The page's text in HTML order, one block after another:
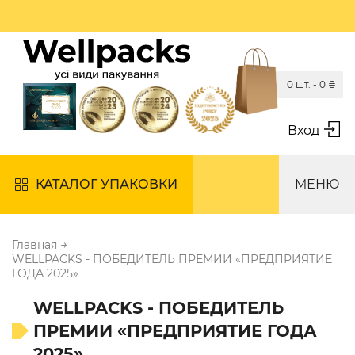
Вход
0 шт. - 0 ₴
КАТАЛОГ УПАКОВКИ МЕНЮ
Главная →
WELLPACKS - ПОБЕДИТЕЛЬ ПРЕМИИ «ПРЕДПРИЯТИЕ
ГОДА 2025»
WELLPACKS - ПОБЕДИТЕЛЬ
ПРЕМИИ «ПРЕДПРИЯТИЕ ГОДА